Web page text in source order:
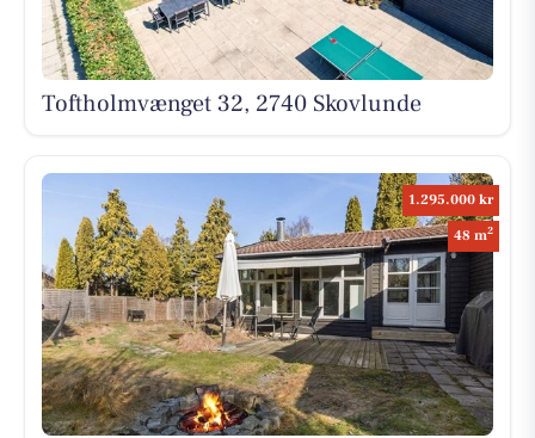
Toftholmvænget 32, 2740 Skovlunde
1.295.000 kr
48 m2